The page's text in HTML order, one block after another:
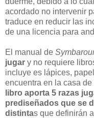
acordado no intervenir
traduce en reducir las
de una licencia para
El manual de
jugar y no requiere
incluye es lápices,
encuentra en la casa
libro aporta 5 razas
prediseñados que se
distintas que definirán